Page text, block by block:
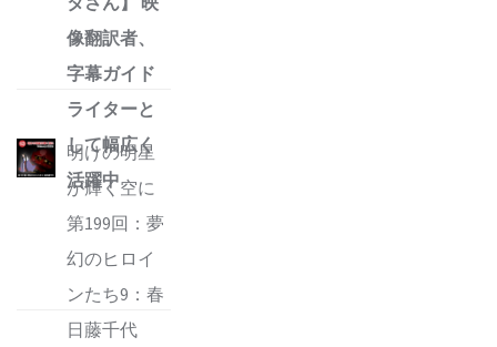
像翻訳者、
字幕ガイド
ライターと
して幅広く
活躍中
明けの明星
が輝く空に
第199回：夢
幻のヒロイ
ンたち9：春
日藤千代